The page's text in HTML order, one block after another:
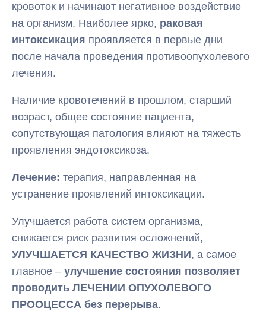
кровоток и начинают негативное воздействие
на организм. Наиболее ярко, раковая
интоксикация проявляется в первые дни
после начала проведения противоопухолевого
лечения.
Наличие кровотечений в прошлом, старший
возраст, общее состояние пациента,
сопутствующая патология влияют на тяжесть
проявления эндотоксикоза.
Лечение: терапия, направленная на
устранение проявлений интоксикации.
Улучшается работа систем организма,
снижается риск развития осложнений,
УЛУЧШАЕТСЯ КАЧЕСТВО ЖИЗНИ, а самое
главное – улучшение состояния позволяет
проводить ЛЕЧЕНИИ ОПУХОЛЕВОГО
ПРООЦЕССА без перерыва.